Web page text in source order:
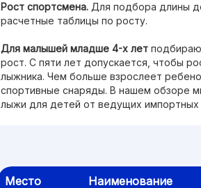
Рост спортсмена. Для подбора длины
расчетные таблицы по росту.
Для малышей младше 4-х лет
рост. С пяти лет допускается, чтобы
лыжника. Чем больше взрослеет
спортивные снаряды. В нашем обзоре
лыжи для детей от ведущих импортных
Место Наименование